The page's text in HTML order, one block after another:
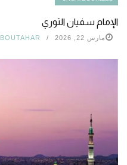
الإمام سفيان الثوري
مارس 22, 2026 BOUTAHAR